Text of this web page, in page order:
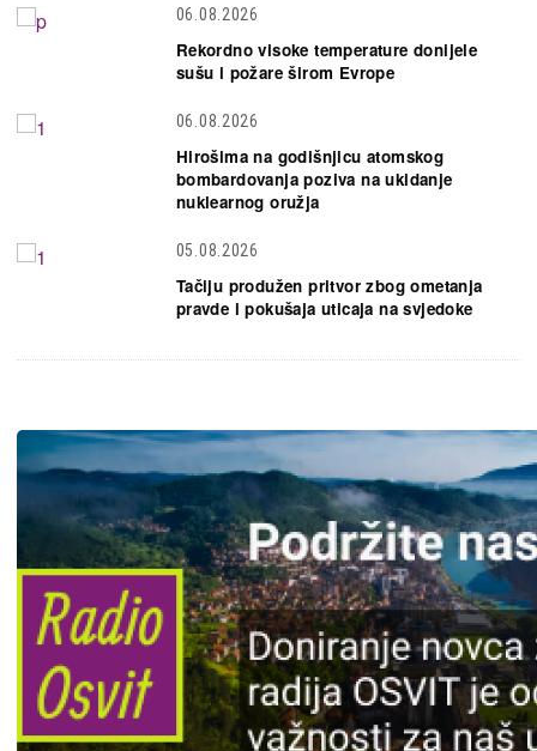
06.08.2026
Rekordno visoke temperature donijele
sušu i požare širom Evrope
06.08.2026
Hirošima na godišnjicu atomskog
bombardovanja poziva na ukidanje
nuklearnog oružja
05.08.2026
Tačiju produžen pritvor zbog ometanja
pravde i pokušaja uticaja na svjedoke
Slika